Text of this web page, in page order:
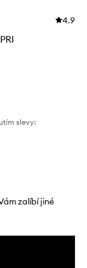
4.9
slevy:
zalíbí jiné